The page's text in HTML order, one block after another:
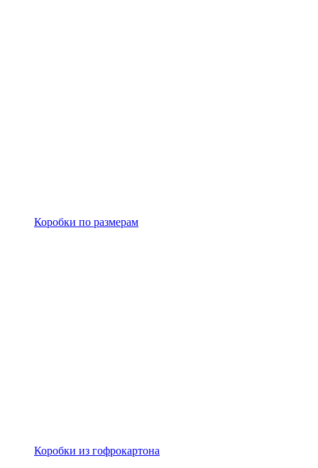
Коробки по размерам
Коробки из гофрокартона